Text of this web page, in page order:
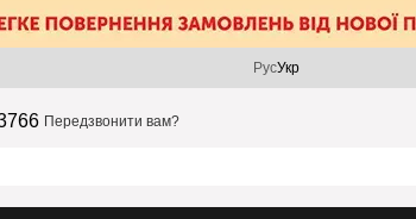
РусУкр
Передзвонити вам?